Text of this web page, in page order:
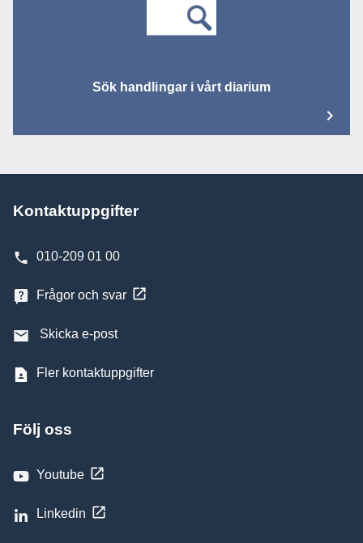
Sök handlingar i vårt diarium
Kontaktuppgifter
010-209 01 00
Frågor och svar
Skicka e-post
Fler kontaktuppgifter
Följ oss
Youtube
Linkedin